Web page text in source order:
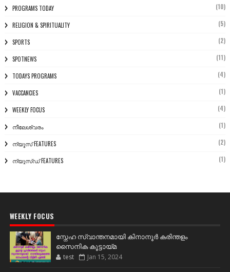
PROGRAMS TODAY (10)
RELIGION & SPIRITUALITY (5)
SPORTS (2)
SPOTNEWS (11)
TODAYS PROGRAMS (4)
VACCANCIES (1)
WEEKLY FOCUS (4)
നീലേശ്വരം (1)
ന്യൂസ് FEATURES (2)
ന്യൂസ്ഡ് FEATURES (1)
WEEKLY FOCUS
സ്നേഹ സ്വാന്തനമായി കിനാനൂർ കരിന്തളം
സൈനിക കൂട്ടായ്മ
test Jan 15, 2024